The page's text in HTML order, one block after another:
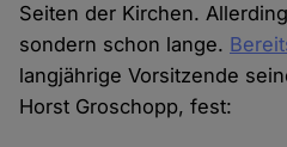
Seiten der Kirchen.
sondern schon lange.
langjährige Vorsitzende
Horst Groschopp, fest: